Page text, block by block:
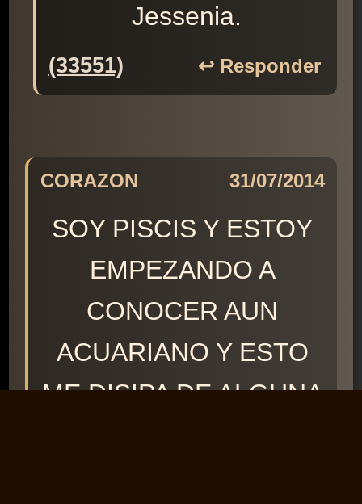
Jessenia.
(33551) ↩️ Responder
CORAZON 31/07/2014
SOY PISCIS Y ESTOY
EMPEZANDO A
CONOCER AUN
ACUARIANO Y ESTO
ME DISIPA DE ALGUNA